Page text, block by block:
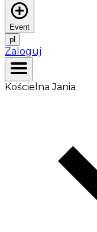
Event
pl
Zaloguj
Kościelna Jania